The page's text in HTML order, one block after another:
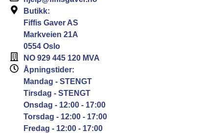
Butikk:
Fiffis Gaver AS
Markveien 21A
0554 Oslo
NO 929 445 120 MVA
Åpningstider:
Mandag - STENGT
Tirsdag - STENGT
Onsdag - 12:00 - 17:00
Torsdag - 12:00 - 17:00
Fredag - 12:00 - 17:00